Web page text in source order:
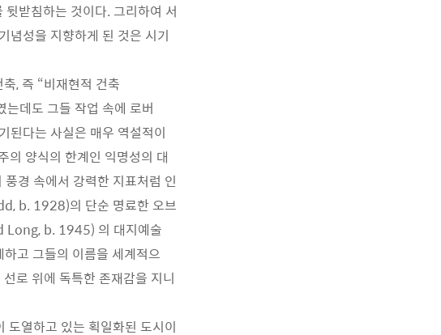
받침하는 것이다. 그리하여 서
념성을 지향하게 된 것은 시기
, 즉 “비재현적 건축
데도 그들 작업 속에 로버
다는 사실은 매우 역설적이
의 양식의 한계인 익명성의 대
경 속에서 강력한 지표처럼 인
b. 1928)의 단순 명료한 오브
Long, b. 1945) 의 대지예술
고 그들의 이름을 세계적으
로 위에 독특한 존재감을 지니
도열하고 있는 획일화된 도시이